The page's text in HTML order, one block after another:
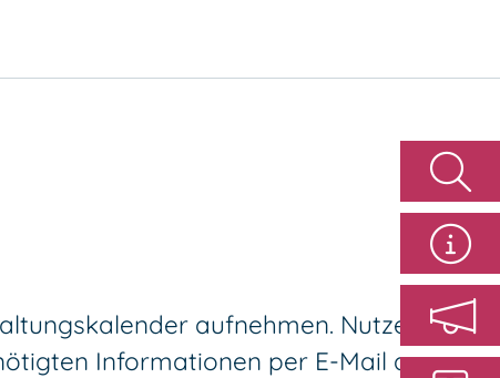
aufnehmen. Nutzen Sie
Informationen per E-Mail an